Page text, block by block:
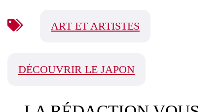
ART ET ARTISTES
DÉCOUVRIR LE JAPON